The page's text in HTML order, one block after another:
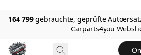
164 799 gebrauchte, geprüfte
Carparts4you